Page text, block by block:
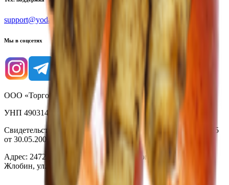
support@yoda.by
Мы в соцсетях
ООО «Торговая сеть «Продмир»
УНП 490314725
Свидетельство о государственной регистрации № 490314725
от 30.05.2003г выдано Гомельским облисполкомом
Адрес: 247210, Республика Беларусь, Гомельская обл., г.
Жлобин, ул. Козлова 2-А